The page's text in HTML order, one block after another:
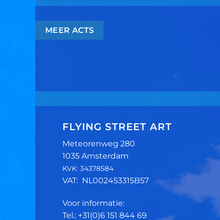
MEER ACTS
FLYING STREET ART
Meteorenweg 280
1035 Amsterdam
KVK: 34378584
VAT: NL002453315B57
Voor informatie:
Tel.: +31(0)6 151 844 69